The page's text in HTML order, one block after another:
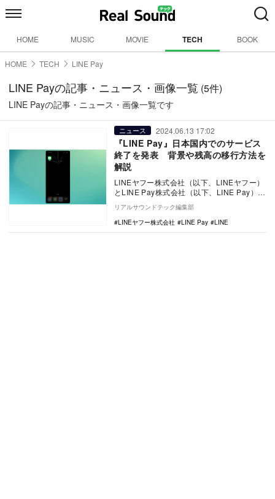
HOME MUSIC MOVIE TECH BOOK
HOME TECH LINE Pay
LINE Payの記事・ニュース・画像一覧 (5件)
LINE Payの記事・ニュース・画像一覧です
ニュース 2024.06.13 17:02
『LINE Pay』日本国内でのサービス
終了を発表 背景や残高の移行方法を
解説
LINEヤフー株式会社（以下、LINEヤフー）
とLINE Pay株式会社（以下、LINE Pay）
は、日本国内におけるモバイル送…
リアルサウンドテック編集部
LINEヤフー株式会社
LINE Pay LINE